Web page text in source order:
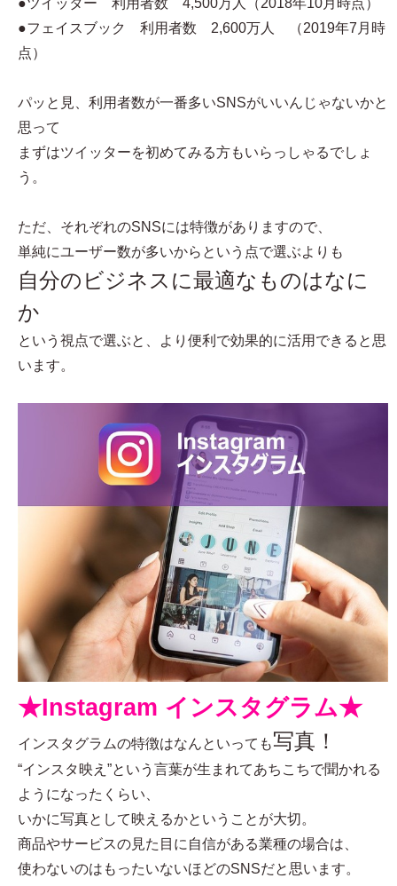
●ツイッター 利用者数 4,500万人（2018年10月時点）
●フェイスブック 利用者数 2,600万人 （2019年7月時
点）
パッと見、利用者数が一番多いSNSがいいんじゃないかと
思って
まずはツイッターを初めてみる方もいらっしゃるでしょ
う。
ただ、それぞれのSNSには特徴がありますので、
単純にユーザー数が多いからという点で選ぶよりも
自分のビジネスに最適なものはなに
か
という視点で選ぶと、より便利で効果的に活用できると思
います。
★Instagram インスタグラム★
インスタグラムの特徴はなんといっても写真！
“インスタ映え”という言葉が生まれてあちこちで聞かれる
ようになったくらい、
いかに写真として映えるかということが大切。
商品やサービスの見た目に自信がある業種の場合は、
使わないのはもったいないほどのSNSだと思います。